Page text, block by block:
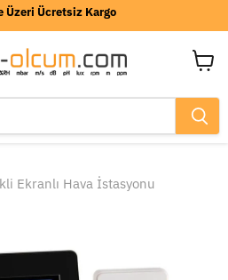
Üzeri Ücretsiz Kargo
Ekranlı Hava İstasyonu